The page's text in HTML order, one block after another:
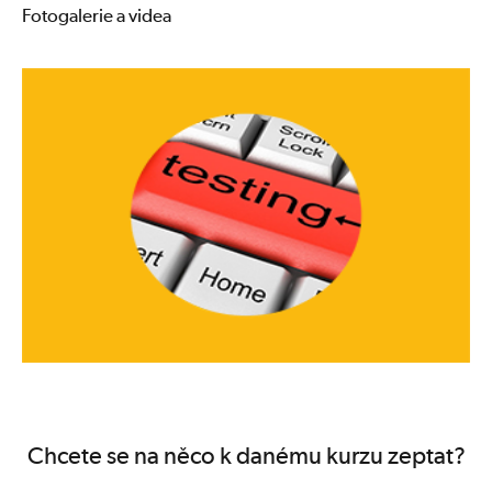
Fotogalerie a videa
Chcete se na něco k danému kurzu zeptat?